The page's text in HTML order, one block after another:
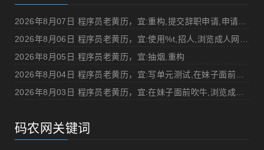
2026年8月05日 程序员老黄历，宜:抽烟,重构
码农网关键词